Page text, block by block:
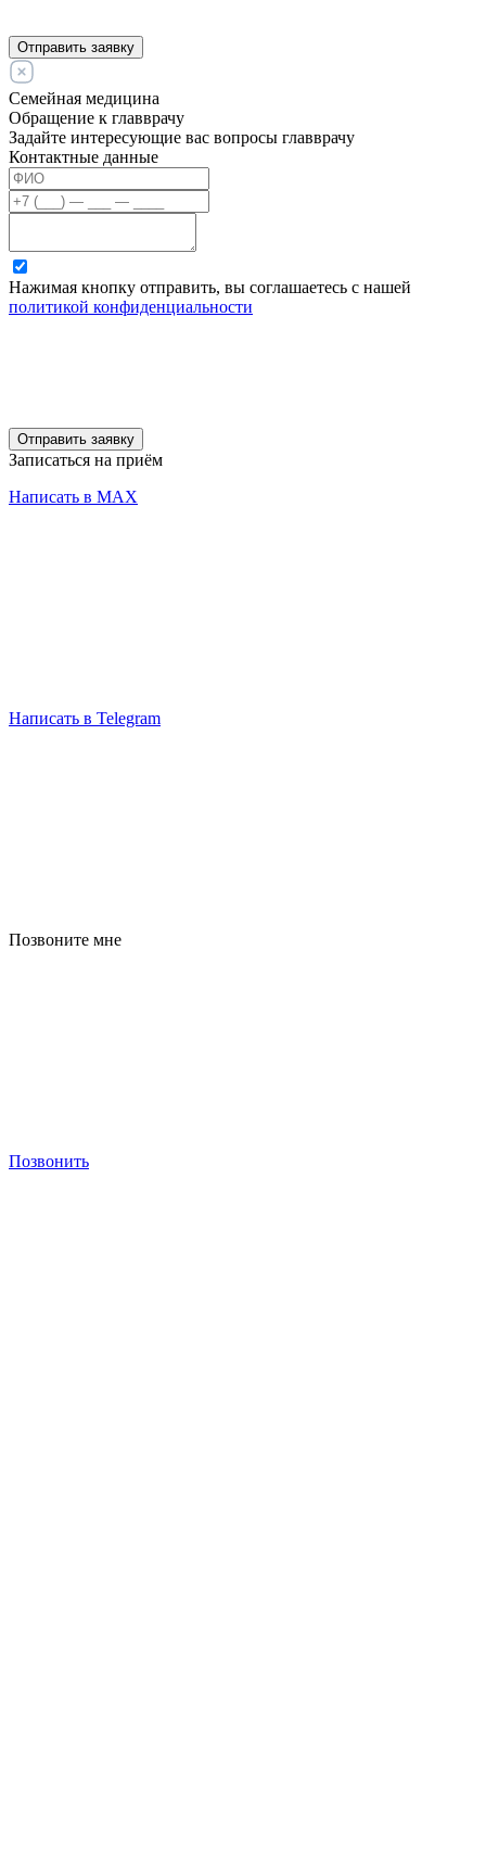
Отправить заявку
Семейная медицина
Обращение к главврачу
Задайте интересующие вас вопросы главврачу
Контактные данные
Нажимая кнопку отправить, вы соглашаетесь с нашей
политикой конфиденциальности
Отправить заявку
Записаться на приём
Написать в MAX
Написать в Telegram
Позвоните мне
Позвонить